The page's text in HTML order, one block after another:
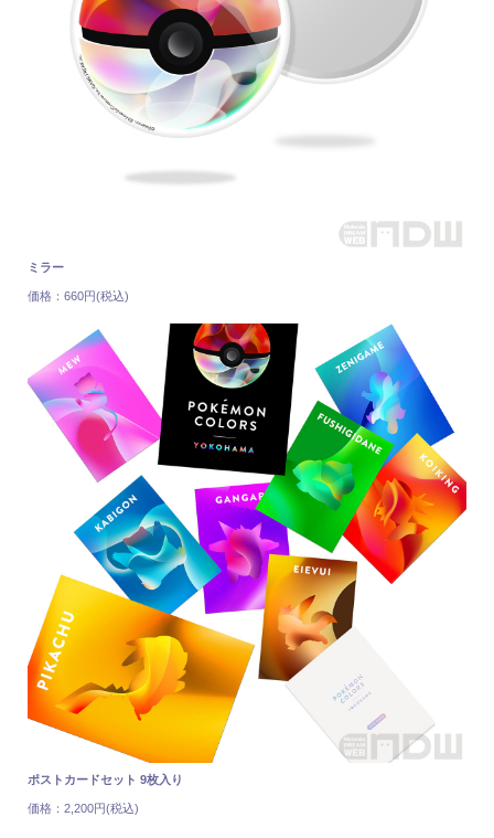
ミラー
価格：660円(税込)
ポストカードセット 9枚入り
価格：2,200円(税込)